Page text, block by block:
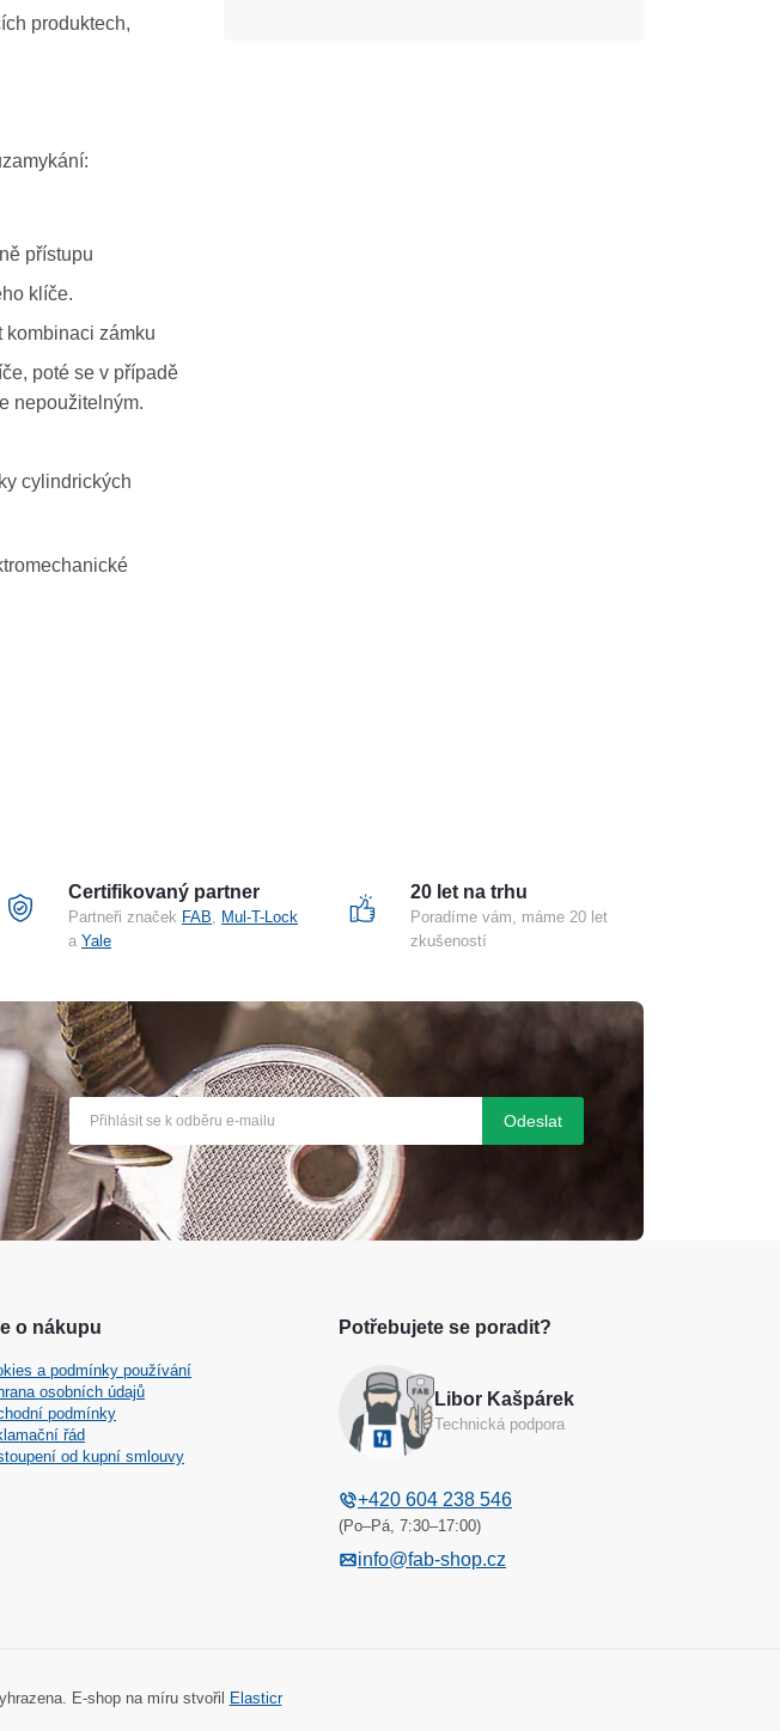
produktech,
přístupu
ho kl íče.
kombinaci zámku
poté se v případě
nepoužitelným.
cylindrických
Certifikovaný partner
Partneři značek FAB, Mul-T-Lock
a Yale
20 let na trhu
Poradíme vám, máme 20 let
zkušeností
Odeslat
o nákupu
a podmínky používání
osobních údajů
podmínky
řád
od kupní smlouvy
Potřebujete se poradit?
Libor Kašpárek
Technická podpora
+420 604 238 546
(Po–Pá, 7:30–17:00)
info@fab-shop.cz
E-shop na míru stvořil Elasticr